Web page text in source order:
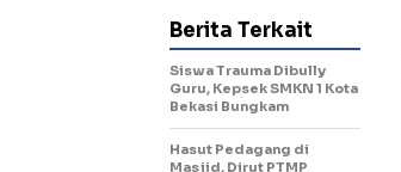
Berita Terkait
Siswa Trauma Dibully
Guru, Kepsek SMKN 1 Kota
Bekasi Bungkam
Hasut Pedagang di
Masjid, Dirut PTMP